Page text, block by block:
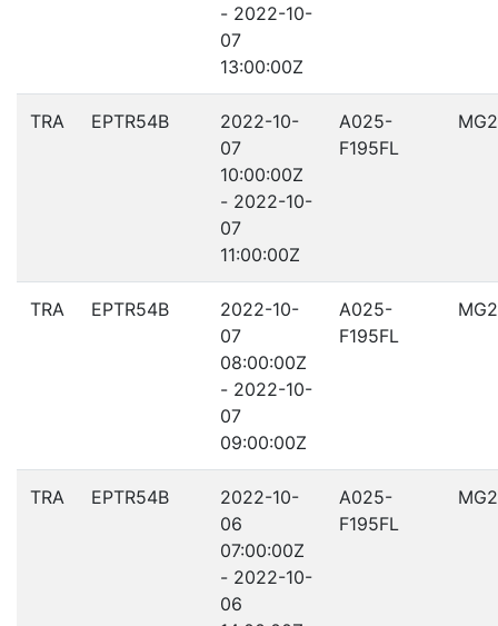
- 2022-10-
07
13:00:00Z
TRA EPTR54B
2022-10-
07
10:00:00Z
- 2022-10-
07
11:00:00Z
A025-
F195FL
TRA EPTR54B
2022-10-
07
08:00:00Z
- 2022-10-
07
09:00:00Z
A025-
F195FL
TRA EPTR54B
2022-10-
06
07:00:00Z
- 2022-10-
06
A025-
F195FL